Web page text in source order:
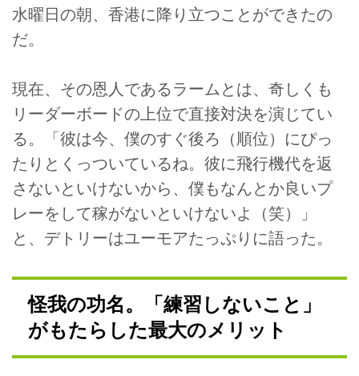
水曜日の朝、香港に降り立つことができたの
だ。
現在、その恩人であるラームとは、奇しくも
リーダーボードの上位で直接対決を演じてい
る。「彼は今、僕のすぐ後ろ（順位）にぴっ
たりとくっついているね。彼に飛行機代を返
さないといけないから、僕もなんとか良いプ
レーをして稼がないといけないよ（笑）」
と、デトリーはユーモアたっぷりに語った。
怪我の功名。「練習しないこと」
がもたらした最大のメリット